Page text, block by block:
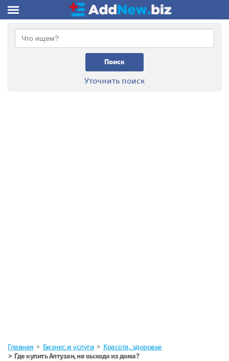
Поиск
Уточнить поиск
Главная Бизнес и услуги
Красота, здоровье
Где купить Алтузан, не выходя из дома?